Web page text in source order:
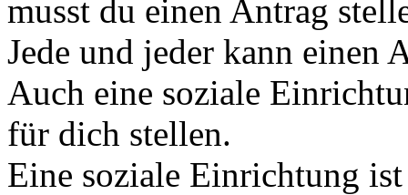
musst du einen Antrag
Jede und jeder kann einen
Auch eine soziale
für dich stellen.
Eine soziale Einrichtung